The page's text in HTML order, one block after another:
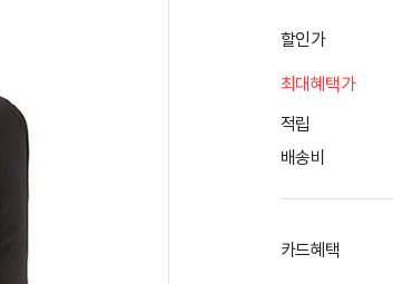
할인가
최대혜택가
적립
배송비
카드혜택